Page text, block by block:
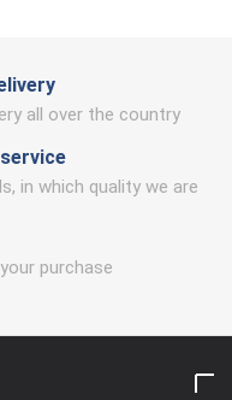
all over the country
in which quality we are
purchase